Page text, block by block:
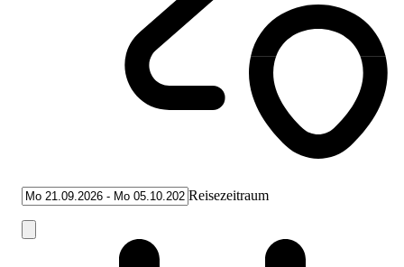
Reisezeitraum